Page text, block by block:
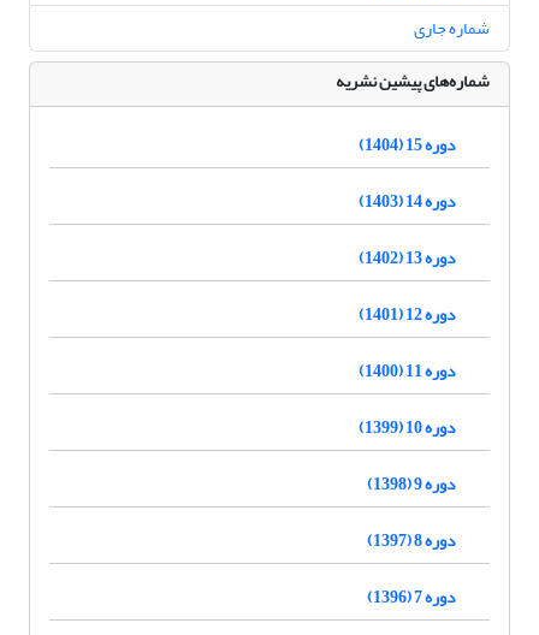
شماره جاری
شماره‌های پیشین نشریه
دوره 15 (1404)
دوره 14 (1403)
دوره 13 (1402)
دوره 12 (1401)
دوره 11 (1400)
دوره 10 (1399)
دوره 9 (1398)
دوره 8 (1397)
دوره 7 (1396)